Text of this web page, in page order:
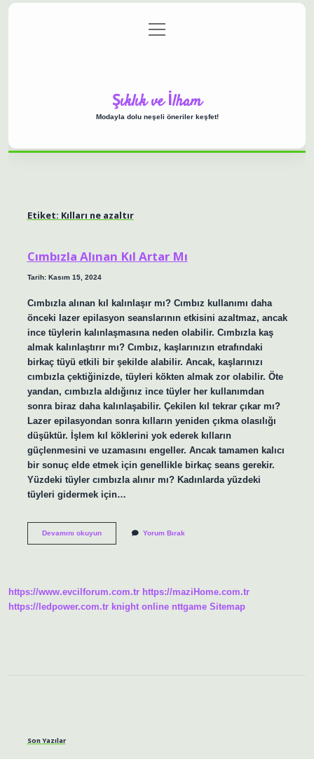
Gizlilik Politikası
menüyü
aç
Şıklık ve İlham
Modayla dolu neşeli öneriler keşfet!
Etiket: Kılları ne azaltır
Cımbızla Alınan Kıl Artar Mı
Tarih: Kasım 15, 2024
Cımbızla alınan kıl kalınlaşır mı? Cımbız kullanımı daha
önceki lazer epilasyon seanslarının etkisini azaltmaz, ancak
ince tüylerin kalınlaşmasına neden olabilir. Cımbızla kaş
almak kalınlaştırır mı? Cımbız, kaşlarınızın etrafındaki
birkaç tüyü etkili bir şekilde alabilir. Ancak, kaşlarınızı
cımbızla çektiğinizde, tüyleri kökten almak zor olabilir. Öte
yandan, cımbızla aldığınız ince tüyler her kullanımdan
sonra biraz daha kalınlaşabilir. Çekilen kıl tekrar çıkar mı?
Lazer epilasyondan sonra kılların yeniden çıkma olasılığı
düşüktür. İşlem kıl köklerini yok ederek kılların
güçlenmesini ve uzamasını engeller. Ancak tamamen kalıcı
bir sonuç elde etmek için genellikle birkaç seans gerekir.
Yüzdeki tüyler cımbızla alınır mı? Kadınlarda yüzdeki
tüyleri gidermek için…
Devamını okuyunCımbızla
Yorum Bırak
https://www.evcilforum.com.tr https://maziHome.com.tr
https://ledpower.com.tr knight online nttgame Sitemap
Son Yazılar